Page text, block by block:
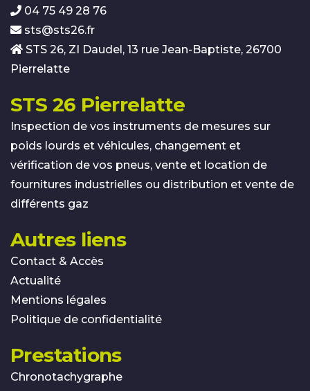
04 75 49 28 76
sts@sts26.fr
STS 26, ZI Daudel, 13 rue Jean-Baptiste, 26700
Pierrelatte
STS 26 Pierrelatte
Inspection de vos instruments de mesures sur
poids lourds et véhicules, changement et
vérification de vos pneus, vente et location de
fournitures industrielles ou distribution et vente de
différents gaz
Autres liens
Contact & Accès
Actualité
Mentions légales
Politique de confidentialité
Prestations
Chronotachygraphe